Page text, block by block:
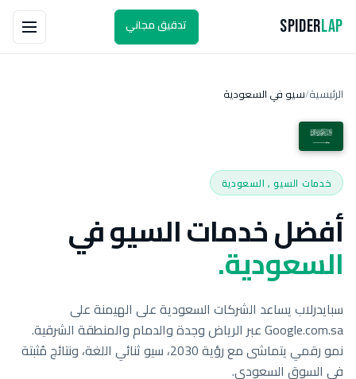
SpiderLap تدقيق مجاني
الرئيسية/سيو في السعودية
خدمات السيو , السعودية
أفضل خدمات السيو في
السعودية.
سبايدرلاب يساعد الشركات السعودية على الهيمنة على
Google.com.sa عبر الرياض وجدة والدمام والمنطقة الشرقية.
نمو رقمي يتماشى مع رؤية 2030، سيو ثنائي اللغة، ونتائج مُثبتة
في السوق السعودي.